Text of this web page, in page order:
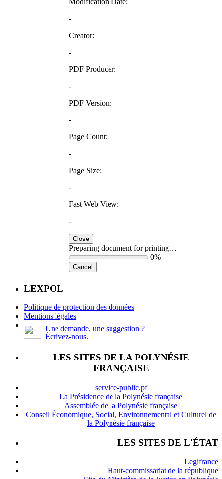
Modification Date:
-
Creator:
-
PDF Producer:
-
PDF Version:
-
Page Count:
-
Page Size:
-
Fast Web View:
-
Close
Preparing document for printing…
0%
Cancel
LEXPOL
Politique de protection des données
Mentions légales
Une demande, une suggestion ?
Écrivez-nous.
LES SITES DE LA POLYNÉSIE
FRANÇAISE
service-public.pf
La Présidence de la Polynésie française
Assemblée de la Polynésie française
Conseil Économique, Social, Environnemental et Culturel de
la Polynésie française
LES SITES DE L'ÉTAT
Legifrance
Haut-commissariat de la république